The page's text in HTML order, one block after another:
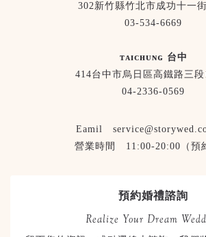
302新竹縣竹北市成功十一
03-534-6669
ᴛᴀɪᴄʜᴜɴɢ 台中
414台中市烏日區高鐵路三段
04-2336-0569
Eamil
營業時間 11:00-20:00（預
預約婚禮諮詢
Realize Your Dream